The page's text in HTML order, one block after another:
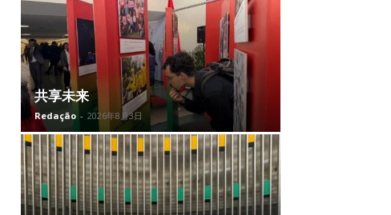
共享未来
Redação - 2026年8月3日